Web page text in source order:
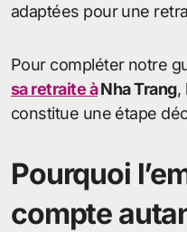
adaptées pour une
Pour compléter notre
sa retraite àNha Trang,
constitue une étape
Pourquoi
compte